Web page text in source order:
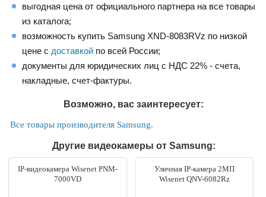
выгодная цена от официального партнера на все товары
из каталога;
возможность купить Samsung XND-8083RVz по низкой
цене с доставкой по всей России;
документы для юридических лиц с НДС 22% - счета,
накладные, счет-фактуры.
Возможно, вас заинтересует:
Все товары производителя Samsung.
Другие видеокамеры от Samsung:
IP-видеокамера Wisenet PNM-
7000VD
Уличная IP-камера 2МП
Wisenet QNV-6082Rz